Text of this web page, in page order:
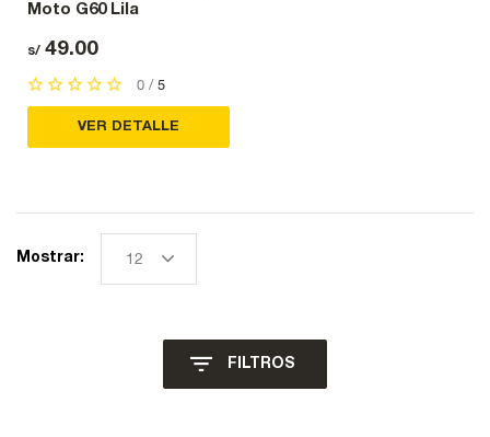
Moto G60 Lila
s/ 49.00
0 / 5
VER DETALLE
Mostrar:
FILTROS